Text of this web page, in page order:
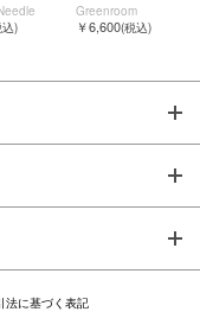
)
Greenroom
￥6,600(税込)
法に基づく表記